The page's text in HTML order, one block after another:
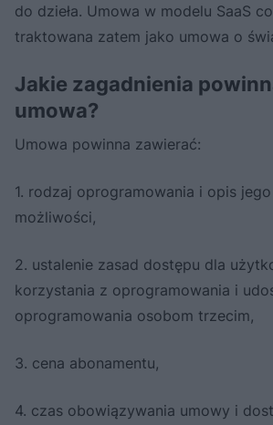
do dzieła. Umowa w modelu SaaS
traktowana zatem jako umowa o
Jakie zagadnienia
umowa?
Umowa powinna zawierać:
1. rodzaj oprogramowania i opis
możliwości,
2. ustalenie zasad dostępu dla
korzystania z oprogramowania i
oprogramowania osobom trzecim,
3. cena abonamentu,
4. czas obowiązywania umowy i